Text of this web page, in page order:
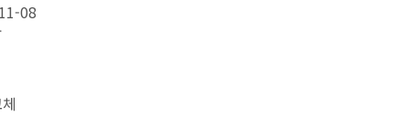
08